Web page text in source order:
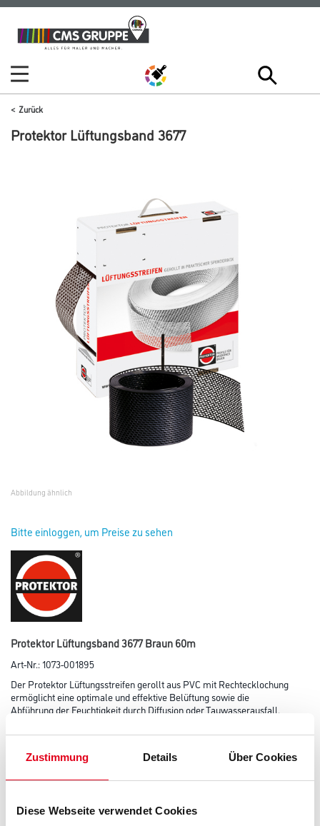
Zustimmung Details Über Cookies
Diese Webseite verwendet Cookies
Zum
Inhalt
Zum
Navigationsmenü
Zurück
Protektor Lüftungsband 3677
Abbildung ähnlich
Bitte einloggen, um Preise zu sehen
Protektor Lüftungsband 3677 Braun 60m
Art-Nr.:1073-001895
Der Protektor Lüftungsstreifen gerollt aus PVC mit Rechtecklochung
ermöglicht eine optimale und effektive Belüftung sowie die
Abführung der Feuchtigkeit durch Diffusion oder Tauwasserausfall.
der Belüftungsebene bestmöglich vermieden. Freier Lüftungsquerschnitt
Farbtonbezeichnung